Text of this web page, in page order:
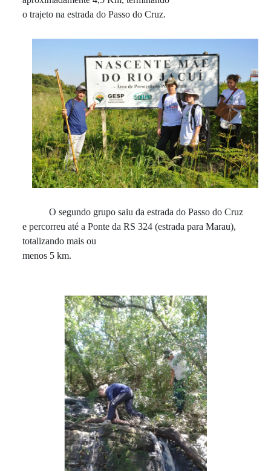
o trajeto na estrada do Passo do Cruz.
O segundo grupo saiu da estrada do Passo do Cruz
e percorreu até a Ponte da RS 324 (estrada para Marau),
totalizando mais ou
menos 5 km.